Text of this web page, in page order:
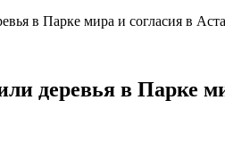
в Парке мира и согласия в
деревья в Парке